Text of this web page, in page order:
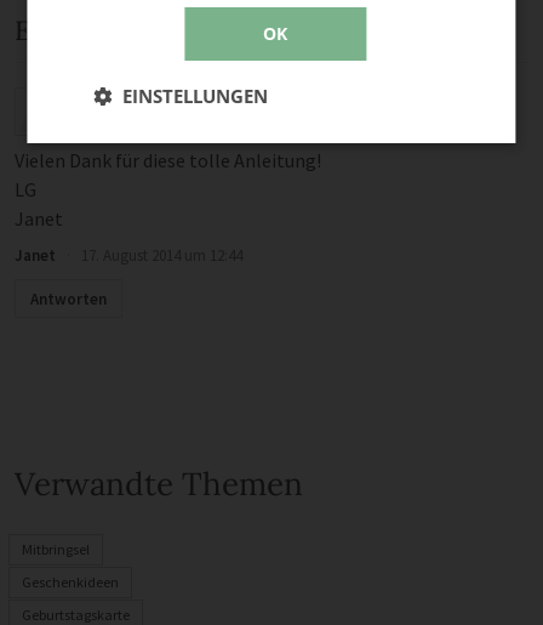
Ein Kommentar
Oohh!
Vielen Dank für diese tolle Anleitung!
LG
Janet
Janet
Antworten
Verwandte Themen
Mitbringsel
Geschenkideen
Geburtstagskarte
OK
EINSTELLUNGEN